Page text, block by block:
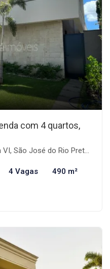
com 4 quartos,
São José do Rio Preto-SP
4 Vagas 490 m²